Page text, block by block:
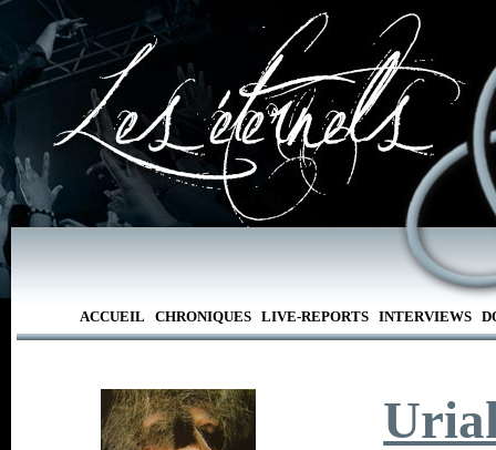
ACCUEIL CHRONIQUES LIVE-REPORTS INTERVIEWS